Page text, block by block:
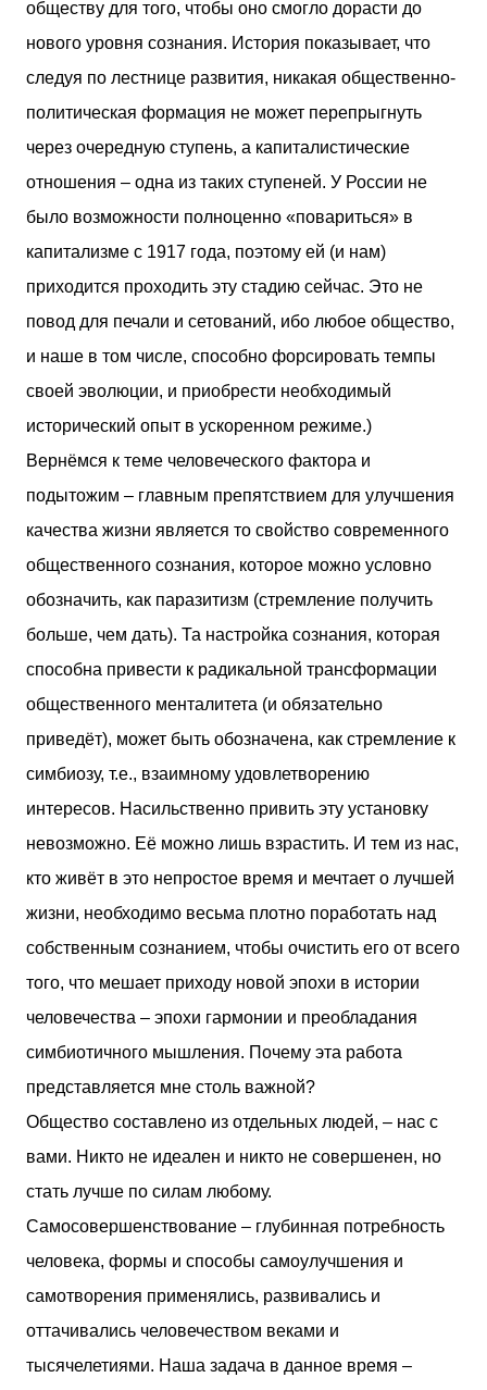
обществу для того, чтобы оно смогло дорасти до
нового уровня сознания. История показывает, что
следуя по лестнице развития, никакая общественно-
политическая формация не может перепрыгнуть
через очередную ступень, а капиталистические
отношения – одна из таких ступеней. У России не
было возможности полноценно «повариться» в
капитализме с 1917 года, поэтому ей (и нам)
приходится проходить эту стадию сейчас. Это не
повод для печали и сетований, ибо любое общество,
и наше в том числе, способно форсировать темпы
своей эволюции, и приобрести необходимый
исторический опыт в ускоренном режиме.)
Вернёмся к теме человеческого фактора и
подытожим – главным препятствием для улучшения
качества жизни является то свойство современного
общественного сознания, которое можно условно
обозначить, как паразитизм (стремление получить
больше, чем дать). Та настройка сознания, которая
способна привести к радикальной трансформации
общественного менталитета (и обязательно
приведёт), может быть обозначена, как стремление к
симбиозу, т.е., взаимному удовлетворению
интересов. Насильственно привить эту установку
невозможно. Её можно лишь взрастить. И тем из нас,
кто живёт в это непростое время и мечтает о лучшей
жизни, необходимо весьма плотно поработать над
собственным сознанием, чтобы очистить его от всего
того, что мешает приходу новой эпохи в истории
человечества – эпохи гармонии и преобладания
симбиотичного мышления. Почему эта работа
представляется мне столь важной?
Общество составлено из отдельных людей, – нас с
вами. Никто не идеален и никто не совершенен, но
стать лучше по силам любому.
Самосовершенствование – глубинная потребность
человека, формы и способы самоулучшения и
самотворения применялись, развивались и
оттачивались человечеством веками и
тысячелетиями. Наша задача в данное время –